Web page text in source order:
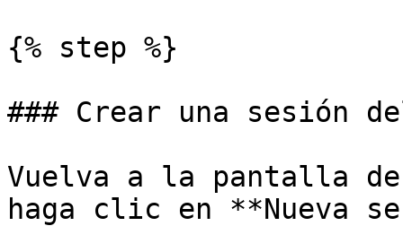
{% step %}
### Crear una sesión
Vuelva a la pantalla
haga clic en **Nueva